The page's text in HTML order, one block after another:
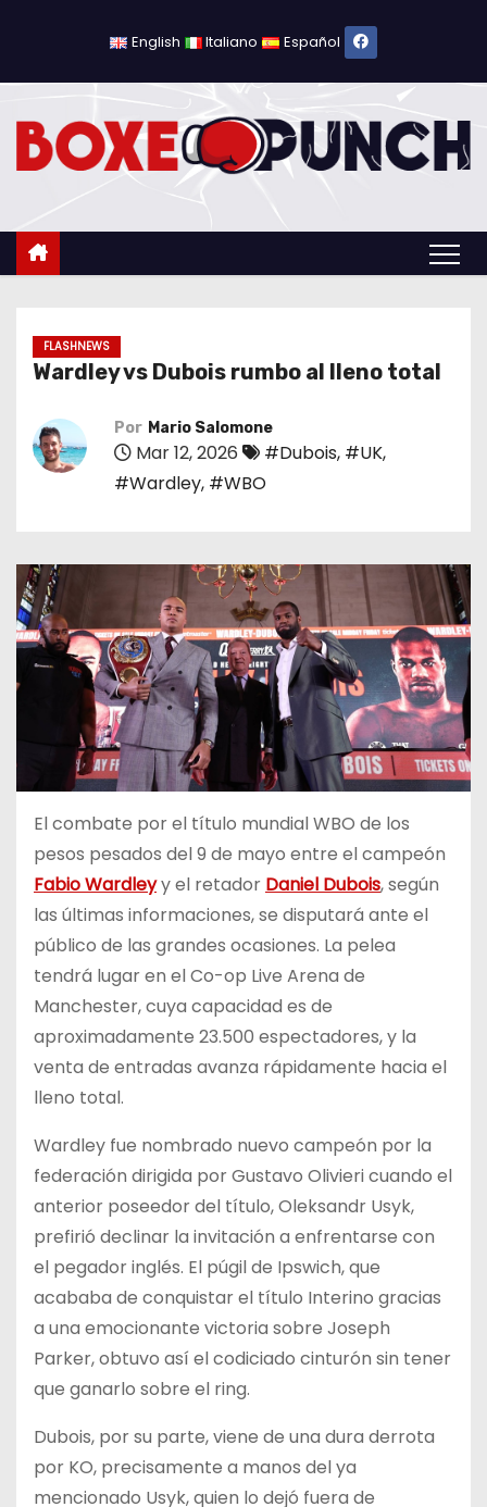
l
English Italiano Español
FLASHNEWS
Wardley vs Dubois rumbo al lleno total
Por Mario Salomone
Mar 12, 2026 #Dubois, #UK,
#Wardley, #WBO
El combate por el título mundial WBO de los
pesos pesados del 9 de mayo entre el campeón
Fabio Wardleyy el retador Daniel Dubois, según
las últimas informaciones, se disputará ante el
público de las grandes ocasiones. La pelea
tendrá lugar en el Co-op Live Arena de
Manchester, cuya capacidad es de
aproximadamente 23.500 espectadores, y la
venta de entradas avanza rápidamente hacia el
lleno total.
Wardley fue nombrado nuevo campeón por la
federación dirigida por Gustavo Olivieri cuando el
anterior poseedor del título, Oleksandr Usyk,
prefirió declinar la invitación a enfrentarse con
el pegador inglés. El púgil de Ipswich, que
acababa de conquistar el título Interino gracias
a una emocionante victoria sobre Joseph
Parker, obtuvo así el codiciado cinturón sin tener
que ganarlo sobre el ring.
Dubois, por su parte, viene de una dura derrota
por KO, precisamente a manos del ya
mencionado Usyk, quien lo dejó fuera de